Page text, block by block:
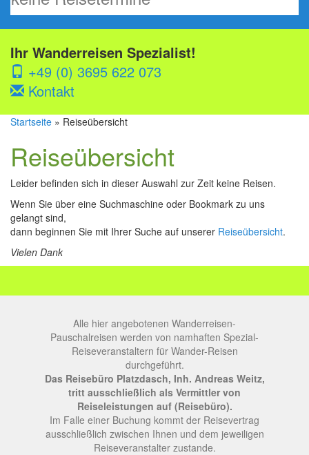
Ihr Wanderreisen Spezialist!
+49 (0) 3695 622 073
Kontakt
Startseite » Reiseübersicht
Reiseübersicht
Leider befinden sich in dieser Auswahl zur Zeit keine Reisen.
Wenn Sie über eine Suchmaschine oder Bookmark zu uns
gelangt sind,
dann beginnen Sie mit Ihrer Suche auf unserer Reiseübersicht.
Vielen Dank
Alle hier angebotenen Wanderreisen-
Pauschalreisen werden von namhaften Spezial-
Reiseveranstaltern für Wander-Reisen
durchgeführt.
Das Reisebüro Platzdasch, Inh. Andreas Weitz,
tritt ausschließlich als Vermittler von
Reiseleistungen auf (Reisebüro).
Im Falle einer Buchung kommt der Reisevertrag
ausschließlich zwischen Ihnen und dem jeweiligen
Reiseveranstalter zustande.